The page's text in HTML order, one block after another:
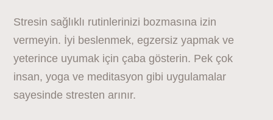
Stresin sağlıklı rutinlerinizi bozmasına izin
vermeyin. İyi beslenmek, egzersiz yapmak ve
yeterince uyumak için çaba gösterin. Pek çok
insan, yoga ve meditasyon gibi uygulamalar
sayesinde stresten arınır.